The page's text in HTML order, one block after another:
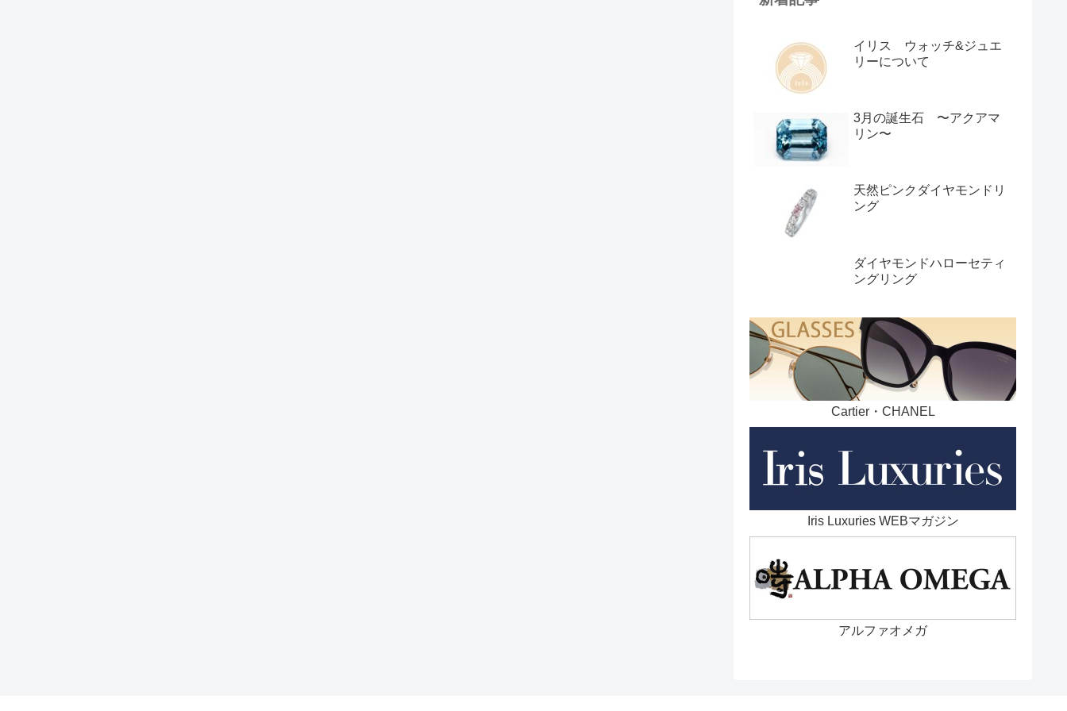
イリス ウォッチ&ジュエ
リーについて
3月の誕生石 〜アクアマ
リン〜
天然ピンクダイヤモンドリ
ング
ダイヤモンドハローセティ
ングリング
Cartier・CHANEL
Iris Luxuries WEBマガジン
アルファオメガ